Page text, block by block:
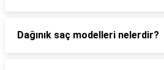
Dağınık saç modelleri nelerdir?